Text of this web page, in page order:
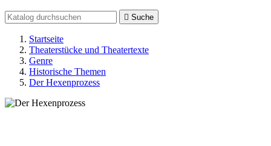
 Suche
Startseite
Theaterstücke und Theatertexte
Genre
Historische Themen
Der Hexenprozess